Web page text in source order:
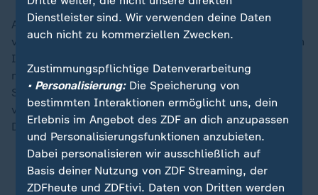
Auch US-PräsidentDonald Trumphatte in den
vergangenen Tagen mehrfach seine Solidarität mit den
Iranern bekundet und wiederholt mit einem
militärischen Eingreifen gedroht, falls die iranischen
Sicherheitskräfte gewaltsam gegen Demonstranten
vorgingen. Teheran reagierte jüngst ebenfalls mit
Drohungen.
Trump sichert Demonstranten Hilfe zu - Teheran
droht
Dienstleister sind. Wir verwenden deine Daten
auch nicht zu kommerziellen Zwecken.
Zustimmungspflichtige Datenverarbeitung
• Personalisierung:Die Speicherung von
bestimmten Interaktionen ermöglicht uns, dein
Erlebnis im Angebot des ZDF an dich anzupassen
und Personalisierungsfunktionen anzubieten.
Dabei personalisieren wir ausschließlich auf
Basis deiner Nutzung von ZDF Streaming, der
ZDFheute und ZDFtivi. Daten von Dritten werden